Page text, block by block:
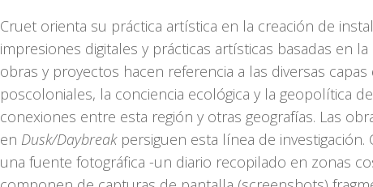
Cruet orienta su práctica artística en la creación de
impresiones digitales y prácticas artísticas basadas en la
obras y proyectos hacen referencia a las diversas
poscoloniales, la conciencia ecológica y la geopolítica
conexiones entre esta región y otras geografías. Las
en Dusk/Daybreakpersiguen esta línea de investigación.
una fuente fotográfica -un diario recopilado en zonas